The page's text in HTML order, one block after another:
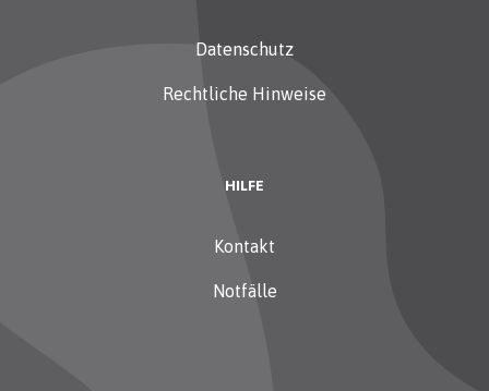
Datenschutz
Rechtliche Hinweise
HILFE
Kontakt
Notfälle